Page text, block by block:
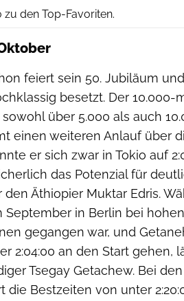
zu den Top-Favoriten.
feiert sein 50. Jubiläum
besetzt. Der 10.000-
über 5.000 als auch
einen weiteren Anlauf über
er sich zwar in Tokio auf
das Potenzial für
Äthiopier Muktar Edris.
September in Berlin bei
gegangen war, und
2:04:00 an den Start gehen,
Tsegay Getachew. Bei
die Bestzeiten von unter